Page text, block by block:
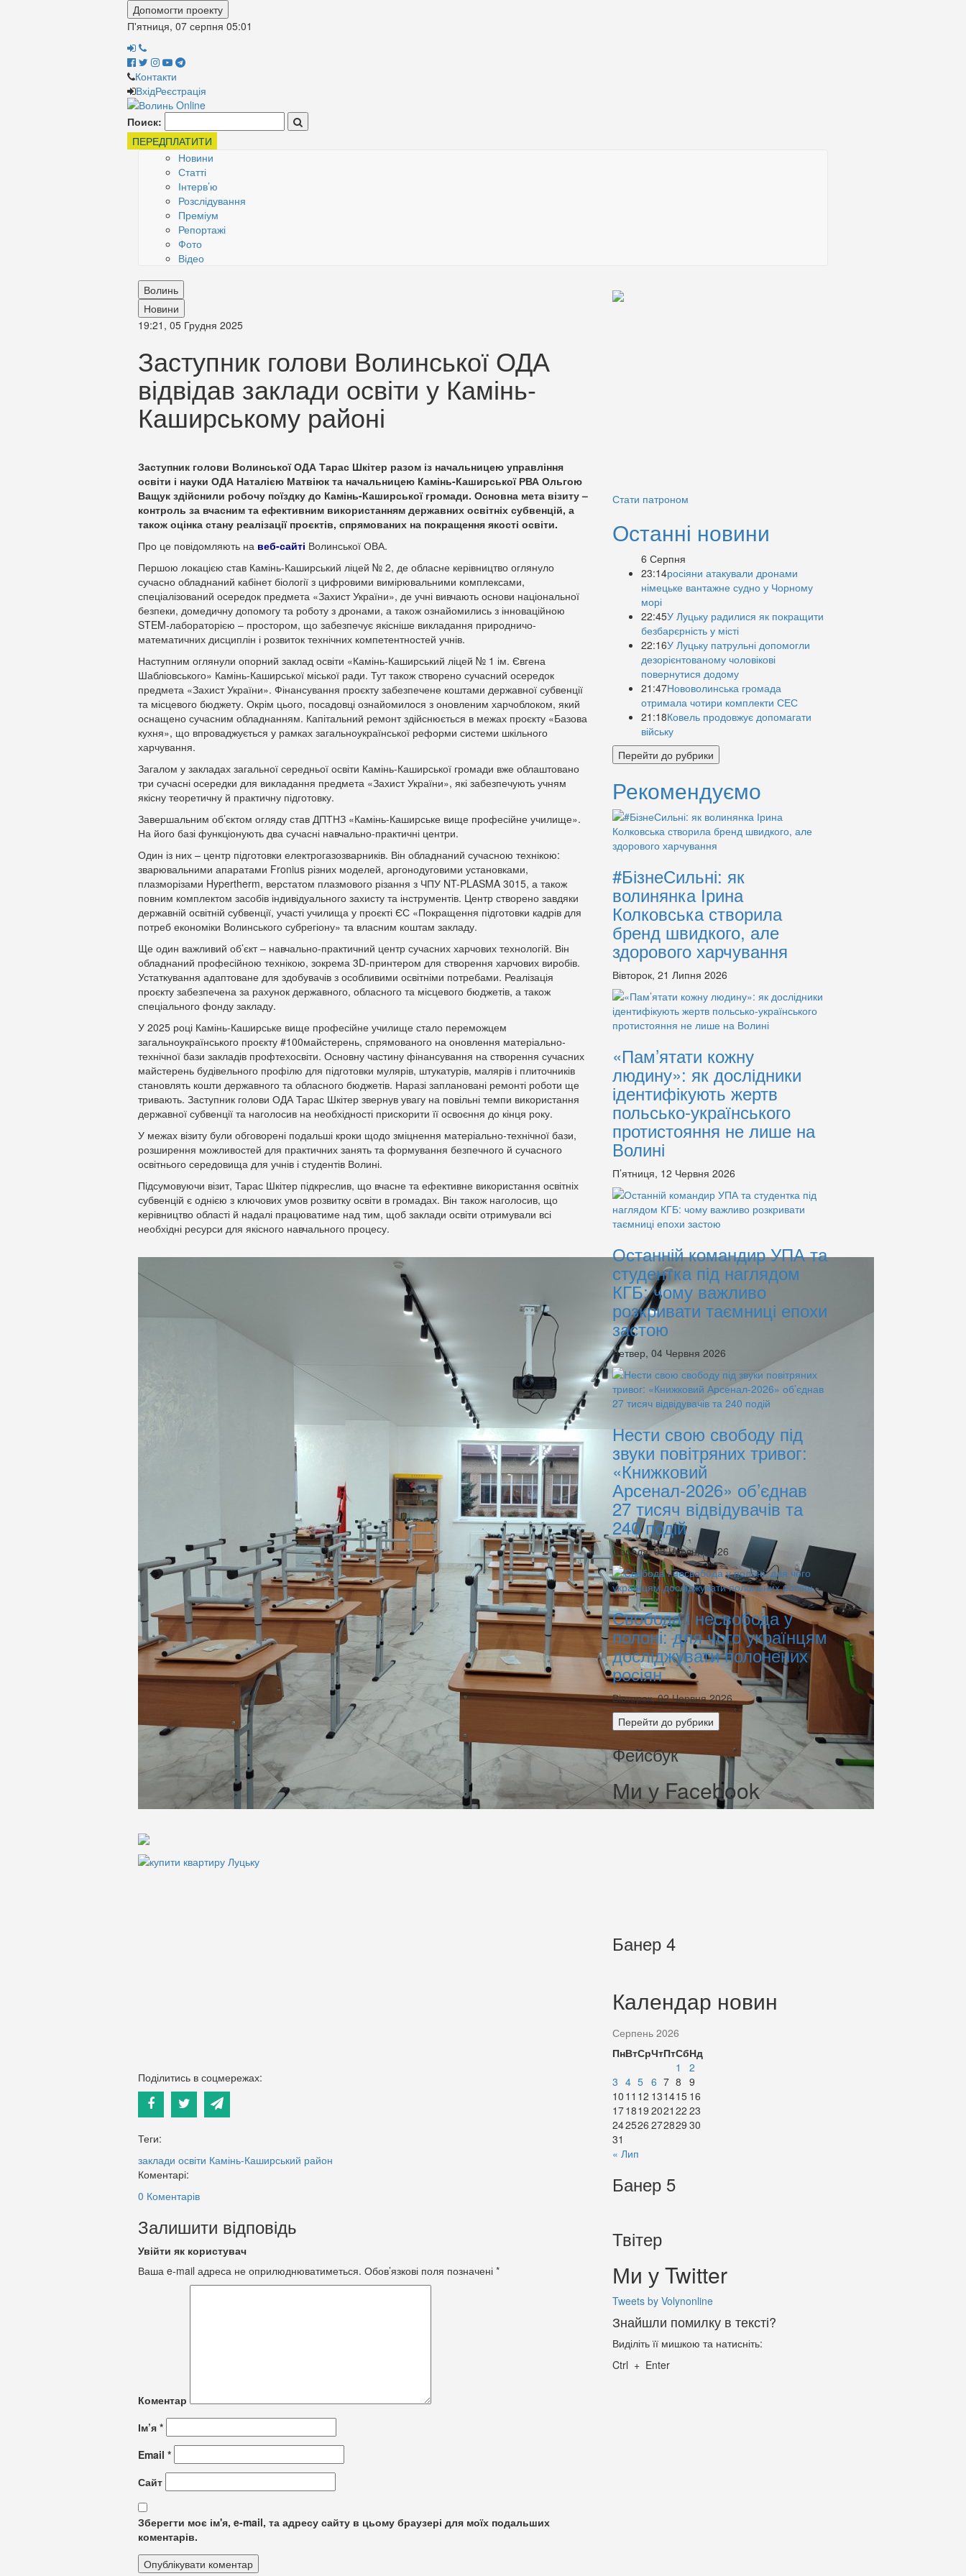
Допомогти проекту
П'ятниця, 07 серпня 05:01
Контакти
ВхідРеєстрація
Поиск:
ПЕРЕДПЛАТИТИ
Новини
Статті
Інтерв’ю
Розслідування
Преміум
Репортажі
Фото
Відео
Волинь
Новини
19:21, 05 Грудня 2025
Заступник голови Волинської ОДА
відвідав заклади освіти у Камінь-
Каширському районі
Заступник голови Волинської ОДА Тарас Шкітер разом із начальницею управління
освіти і науки ОДА Наталією Матвіюк та начальницею Камінь-Каширської РВА Ольгою
Ващук здійснили робочу поїздку до Камінь-Каширської громади. Основна мета візиту –
контроль за вчасним та ефективним використанням державних освітніх субвенцій, а
також оцінка стану реалізації проєктів, спрямованих на покращення якості освіти.
Про це повідомляють на веб-сайті Волинської ОВА.
Першою локацією став Камінь-Каширський ліцей № 2, де обласне керівництво оглянуло
сучасно обладнаний кабінет біології з цифровими вимірювальними комплексами,
спеціалізований осередок предмета «Захист України», де учні вивчають основи національної
безпеки, домедичну допомогу та роботу з дронами, а також ознайомились з інноваційною
STEM-лабораторією – простором, що забезпечує якісніше викладання природничо-
математичних дисциплін і розвиток технічних компетентностей учнів.
Наступним оглянули опорний заклад освіти «Камінь-Каширський ліцей № 1 ім. Євгена
Шабліовського» Камінь-Каширської міської ради. Тут також створено сучасний осередок
предмета «Захист України». Фінансування проєкту забезпечене коштами державної субвенції
та місцевого бюджету. Окрім цього, посадовці ознайомилося з оновленим харчоблоком, який
оснащено сучасним обладнанням. Капітальний ремонт здійснюється в межах проєкту «Базова
кухня», що впроваджується у рамках загальноукраїнської реформи системи шкільного
харчування.
Загалом у закладах загальної середньої освіти Камінь-Каширської громади вже облаштовано
три сучасні осередки для викладання предмета «Захист України», які забезпечують учням
якісну теоретичну й практичну підготовку.
Завершальним об’єктом огляду став ДПТНЗ «Камінь-Каширське вище професійне училище».
На його базі функціонують два сучасні навчально-практичні центри.
Один із них – центр підготовки електрогазозварників. Він обладнаний сучасною технікою:
зварювальними апаратами Fronius різних моделей, аргонодуговими установками,
плазморізами Hypertherm, верстатом плазмового різання з ЧПУ NT-PLASMA 3015, а також
повним комплектом засобів індивідуального захисту та інструментів. Центр створено завдяки
державній освітній субвенції, участі училища у проєкті ЄС «Покращення підготовки кадрів для
потреб економіки Волинського субрегіону» та власним коштам закладу.
Ще один важливий об’єкт – навчально-практичний центр сучасних харчових технологій. Він
обладнаний професійною технікою, зокрема 3D-принтером для створення харчових виробів.
Устаткування адаптоване для здобувачів з особливими освітніми потребами. Реалізація
проєкту забезпечена за рахунок державного, обласного та місцевого бюджетів, а також
спеціального фонду закладу.
У 2025 році Камінь-Каширське вище професійне училище стало переможцем
загальноукраїнського проєкту #100майстерень, спрямованого на оновлення матеріально-
технічної бази закладів профтехосвіти. Основну частину фінансування на створення сучасних
майстерень будівельного профілю для підготовки мулярів, штукатурів, малярів і плиточників
становлять кошти державного та обласного бюджетів. Наразі заплановані ремонті роботи ще
тривають. Заступник голови ОДА Тарас Шкітер звернув увагу на повільні темпи використання
державної субвенції та наголосив на необхідності прискорити її освоєння до кінця року.
У межах візиту були обговорені подальші кроки щодо зміцнення матеріально-технічної бази,
розширення можливостей для практичних занять та формування безпечного й сучасного
освітнього середовища для учнів і студентів Волині.
Підсумовуючи візит, Тарас Шкітер підкреслив, що вчасне та ефективне використання освітніх
субвенцій є однією з ключових умов розвитку освіти в громадах. Він також наголосив, що
керівництво області й надалі працюватиме над тим, щоб заклади освіти отримували всі
необхідні ресурси для якісного навчального процесу.
Поділитись в соцмережах:
Теги:
заклади освіти Камінь-Каширський район
Коментарі:
0 Коментарів
Залишити відповідь
Увійти як користувач
Ваша e-mail адреса не оприлюднюватиметься. Обов’язкові поля позначені *
Коментар
Ім’я *
Email *
Сайт
Зберегти моє ім'я, e-mail, та адресу сайту в цьому браузері для моїх подальших
коментарів.
Стати патроном
Останні новини
6 Серпня
23:14росіяни атакували дронами
німецьке вантажне судно у Чорному
морі
22:45У Луцьку радилися як покращити
безбарєрність у місті
22:16У Луцьку патрульні допомогли
дезорієнтованому чоловікові
повернутися додому
21:47Нововолинська громада
отримала чотири комплекти СЕС
21:18Ковель продовжує допомагати
війську
Перейти до рубрики
Рекомендуємо
#БізнеСильні: як
волинянка Ірина
Колковська створила
бренд швидкого, але
здорового харчування
Вівторок, 21 Липня 2026
«Пам’ятати кожну
людину»: як дослідники
ідентифікують жертв
польсько-українського
протистояння не лише на
Волині
П’ятниця, 12 Червня 2026
Останній командир УПА та
студентка під наглядом
КГБ: чому важливо
розкривати таємниці епохи
застою
Четвер, 04 Червня 2026
Нести свою свободу під
звуки повітряних тривог:
«Книжковий
Арсенал-2026» об’єднав
27 тисяч відвідувачів та
240 подій
Середа, 03 Червня 2026
Свобода і несвобода у
полоні: для чого українцям
досліджувати полонених
росіян
Вівторок, 02 Червня 2026
Перейти до рубрики
Фейсбук
Ми у Facebook
Банер 4
Календар новин
Серпень 2026
ПнВтСрЧтПтСбНд
1
2
3 4 5 6 7 8 9
10 11 12 131415 16
171819 2021 22 23
242526 272829 30
31
« Лип
Банер 5
Твітер
Ми у Twitter
Tweets by Volynonline
Знайшли помилку в тексті?
Виділіть її мишкою та натисніть:
Ctrl + Enter